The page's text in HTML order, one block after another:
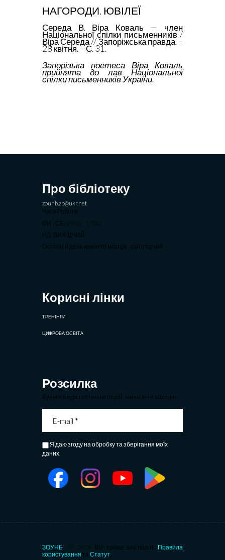
НАГОРОДИ. ЮВІЛЕЇ
Середа В. Віра Коваль — член
Національної спілки письменників /
Віра Середа // Запоріжська правда. –
28 квітня. – С. 31.
Запорізька поетеса Віра Коваль
прийнята до лав Національної
спілки письменників України.
Про бібліотеку
zounb.zp@ukr.net
Часи Роботи:
ПН - СБ: 09:00 - 17:00
НД: ВИХIДНИЙ
Останній день кожного місяця - санітарний
Корисні лінки
ТРЕНІНГИ
ЦИФРОВА ОСВІТА
Розсилка
Будьте в курсі останніх подій, анонсів та заходів
Я даю згоду на обробку та зберігання моїх
даних.
ЗОУНБ © 2026 Всі права захищені. Правила
користування та Статут